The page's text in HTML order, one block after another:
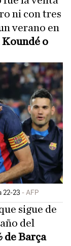
ni con tres
verano en
o
22-23 AFP
sigue de
del
de Barça